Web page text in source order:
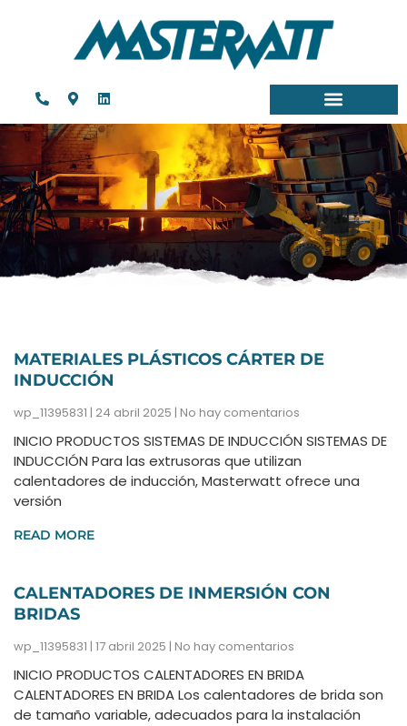
MATERIALES PLÁSTICOS CÁRTER DE
INDUCCIÓN
wp_11395831 24 abril 2025 No hay comentarios
INICIO PRODUCTOS SISTEMAS DE INDUCCIÓN SISTEMAS DE
INDUCCIÓN Para las extrusoras que utilizan
calentadores de inducción, Masterwatt ofrece una
versión
READ MORE
CALENTADORES DE INMERSIÓN CON
BRIDAS
wp_11395831 17 abril 2025 No hay comentarios
INICIO PRODUCTOS CALENTADORES EN BRIDA
CALENTADORES EN BRIDA Los calentadores de brida son
de tamaño variable, adecuados para la instalación